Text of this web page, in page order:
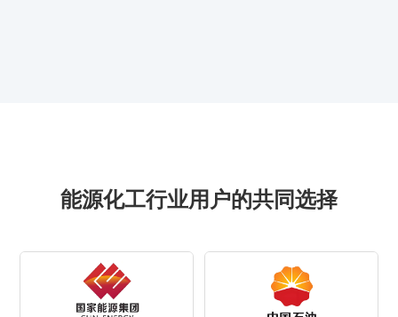
能源化工行业用户的共同选择